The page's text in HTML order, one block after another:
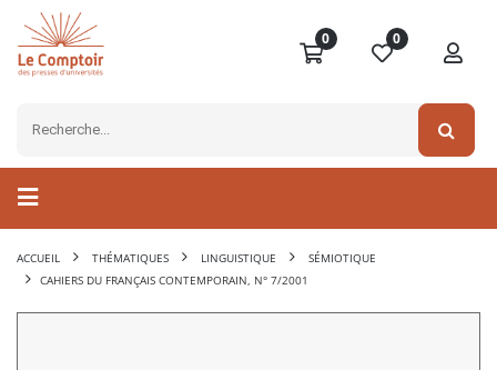
0 0
ACCUEIL THÉMATIQUES LINGUISTIQUE
SÉMIOTIQUE
CAHIERS DU FRANÇAIS CONTEMPORAIN, N° 7/2001